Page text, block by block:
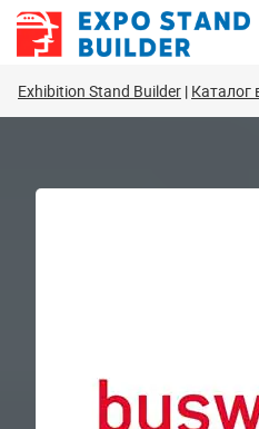
Перейти
Exhibition Stand Builder Каталог